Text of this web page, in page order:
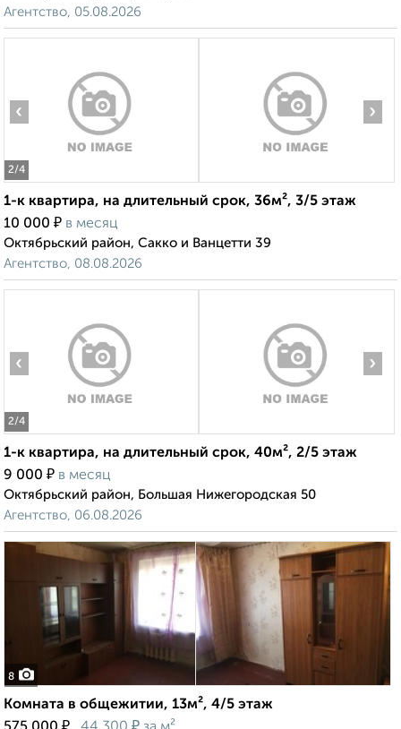
Агентство, 05.08.2026
2/4
‹ ›
1-к квартира, на длительный срок, 36м², 3/5 этаж
10 000 ₽ в месяц
Октябрьский район, Сакко и Ванцетти 39
Агентство, 08.08.2026
2/4
‹ ›
1-к квартира, на длительный срок, 40м², 2/5 этаж
9 000 ₽ в месяц
Октябрьский район, Большая Нижегородская 50
Агентство, 06.08.2026
8
Комната в общежитии, 13м², 4/5 этаж